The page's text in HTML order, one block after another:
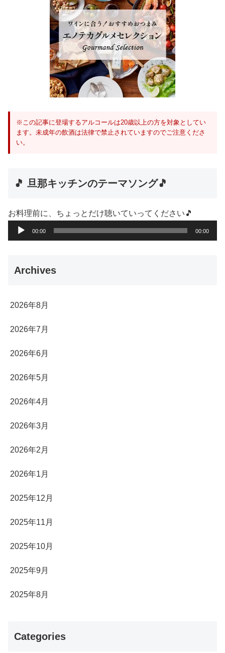
※この記事に登場するアルコールは20歳以上の方を対象としてい
ます。未成年の飲酒は法律で禁止されていますのでご注意くださ
い。
🎵 旦那キッチンのテーマソング🎵
お料理前に、ちょっとだけ聴いていってください🎵
声
レ
00:00 00:00
Archives
2026年8月
2026年7月
2026年6月
2026年5月
2026年4月
2026年3月
2026年2月
2026年1月
2025年12月
2025年11月
2025年10月
2025年9月
2025年8月
Categories